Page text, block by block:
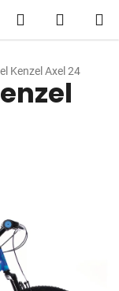
Hľadať
KOŠÍK
Kenzel Axel 24